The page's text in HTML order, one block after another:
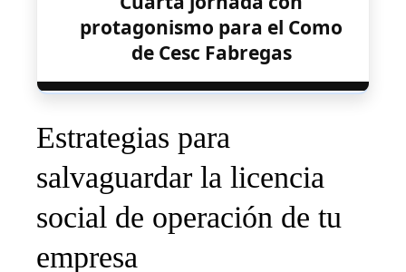
protagonismo para el Como
de Cesc Fabregas
Estrategias para
salvaguardar la licencia
social de operación de tu
empresa